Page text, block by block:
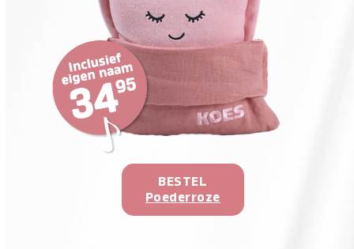
BESTEL
Poederroze